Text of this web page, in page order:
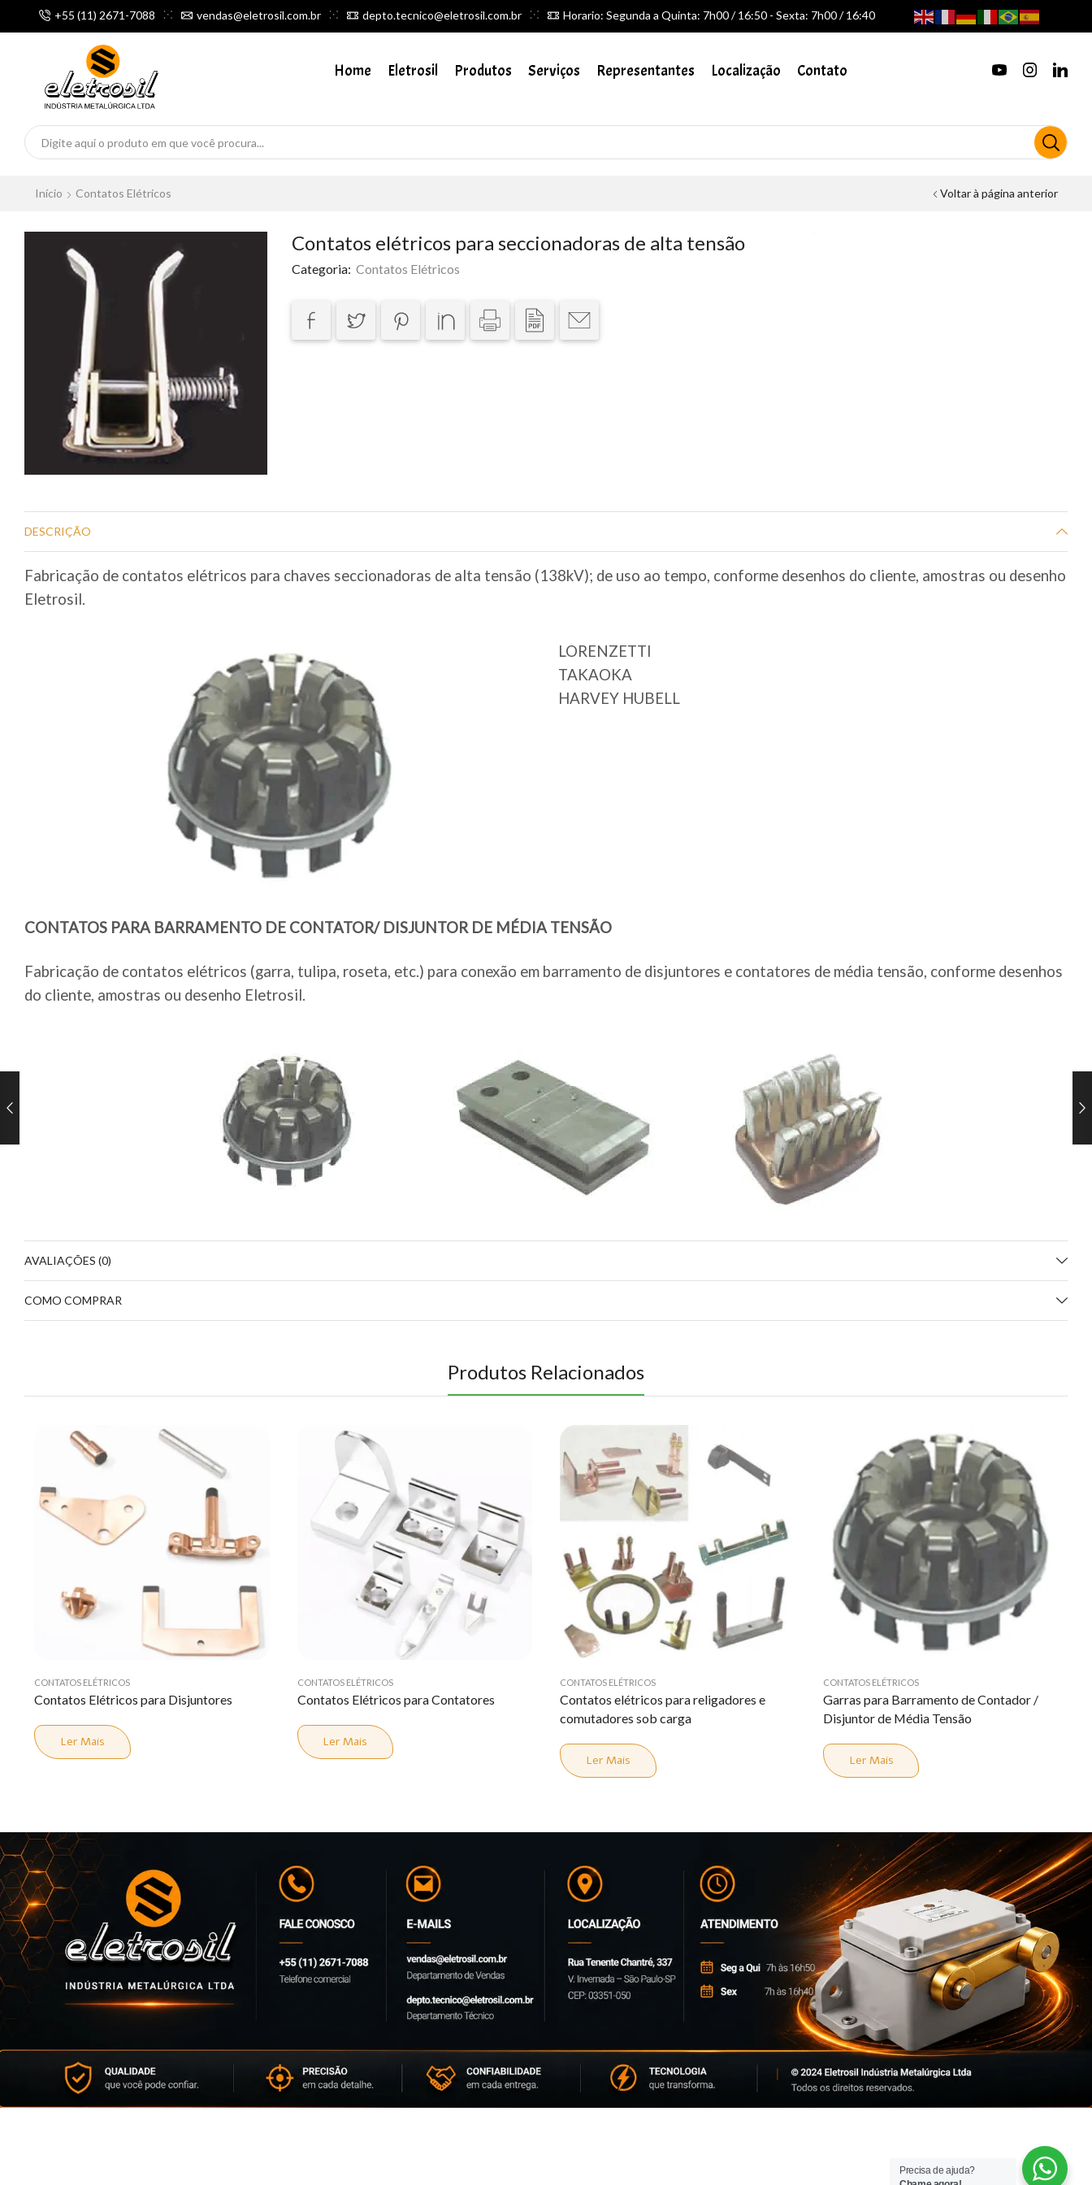
+55 (11) 2671-7088 vendas@eletrosil.com.br depto.tecnico@eletrosil.com.br Horario: Segunda a Quinta: 7h00 / 16:50 - Sexta: 7h00 / 16:40
Home Eletrosil Produtos Serviços Representantes Localização Contato
Início Contatos Elétricos Voltar à página anterior
Contatos elétricos para seccionadoras de alta tensão
Categoria: Contatos Elétricos
DESCRIÇÃO
Fabricação de contatos elétricos para chaves seccionadoras de alta tensão (138kV); de uso ao tempo, conforme desenhos do cliente, amostras ou desenho
Eletrosil.
LORENZETTI
TAKAOKA
HARVEY HUBELL
CONTATOS PARA BARRAMENTO DE CONTATOR/ DISJUNTOR DE MÉDIA TENSÃO
Fabricação de contatos elétricos (garra, tulipa, roseta, etc.) para conexão em barramento de disjuntores e contatores de média tensão, conforme desenhos
do cliente, amostras ou desenho Eletrosil.
AVALIAÇÕES (0)
COMO COMPRAR
Produtos Relacionados
CONTATOS ELÉTRICOS
Contatos Elétricos para Disjuntores
Ler Mais
CONTATOS ELÉTRICOS
Contatos Elétricos para Contatores
Ler Mais
CONTATOS ELÉTRICOS
Contatos elétricos para religadores e
comutadores sob carga
Ler Mais
CONTATOS ELÉTRICOS
Garras para Barramento de Contador /
Disjuntor de Média Tensão
Ler Mais
Precisa de ajuda?